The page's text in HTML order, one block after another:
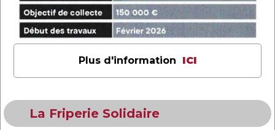
Plus d'information ICI
La Friperie Solidaire